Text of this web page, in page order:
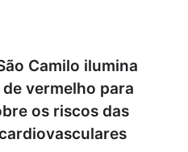
Camilo ilumina
vermelho para
os riscos das